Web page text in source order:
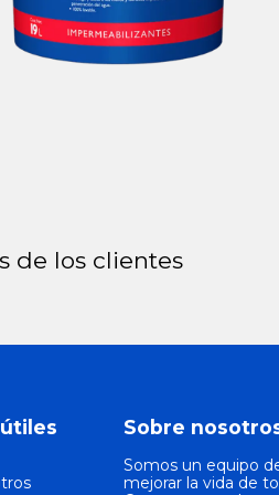
de los clientes
Sobre
Somos un equipo
mejorar la vida de